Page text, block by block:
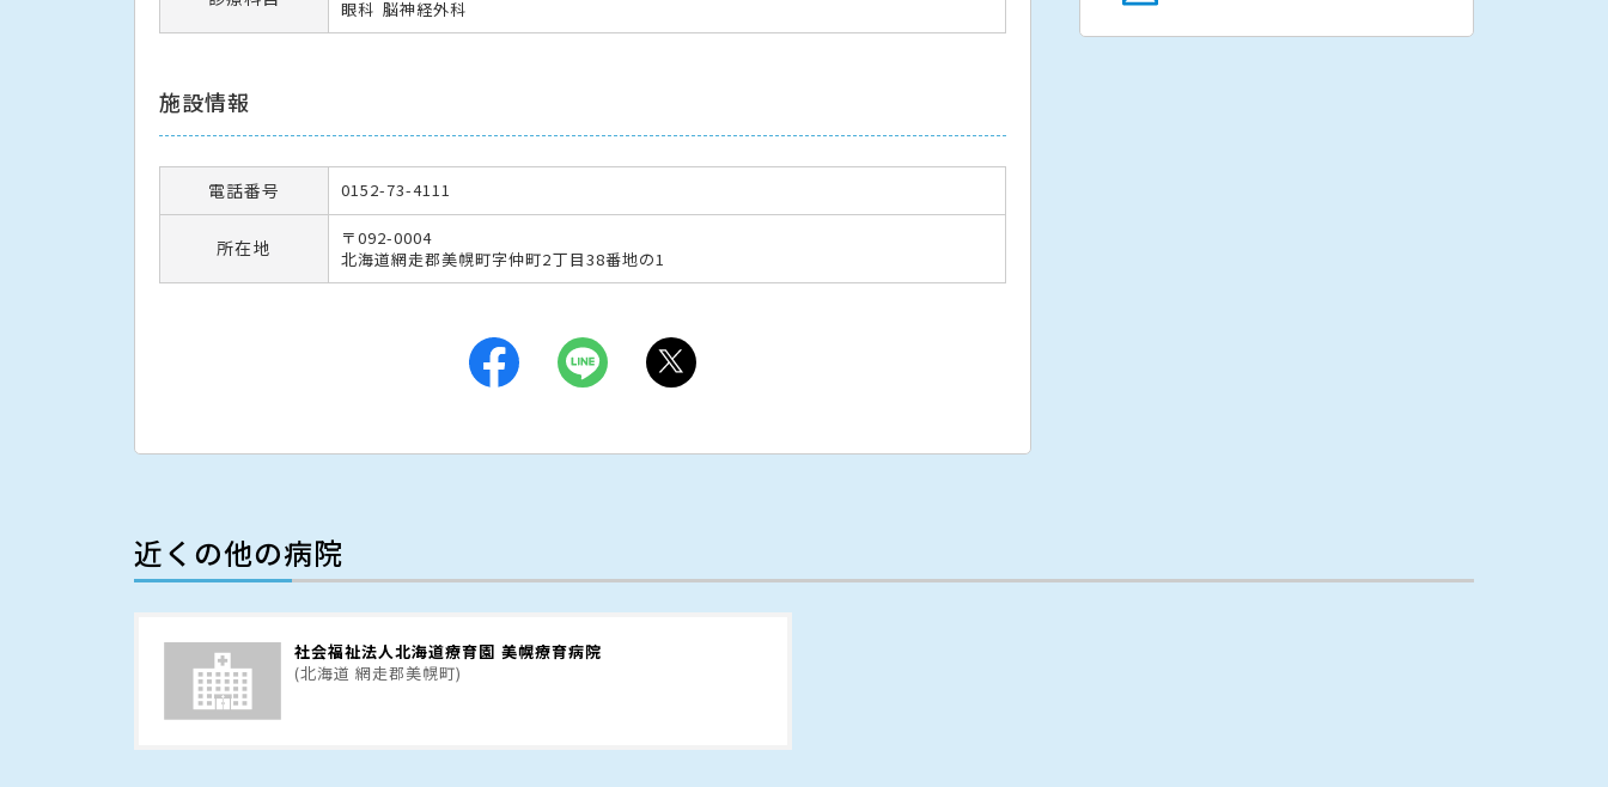
眼科 脳神経外科
施設情報
電話番号 0152-73-4111
所在地
〒092-0004
北海道網走郡美幌町字仲町2丁目38番地の1
近くの他の病院
社会福祉法人北海道療育園 美幌療育病院
(北海道 網走郡美幌町)